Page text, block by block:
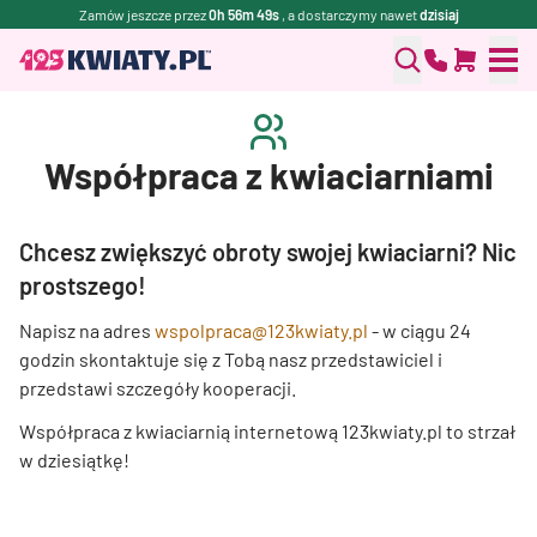
Zamów jeszcze przez0h 56m 49s , a dostarczymy nawetdzisiaj
Współpraca z kwiaciarniami
Chcesz zwiększyć obroty swojej kwiaciarni? Nic
prostszego!
Napisz na adres wspolpraca@123kwiaty.pl - w ciągu 24
godzin skontaktuje się z Tobą nasz przedstawiciel i
przedstawi szczegóły kooperacji.
Współpraca z kwiaciarnią internetową 123kwiaty.pl to strzał
w dziesiątkę!